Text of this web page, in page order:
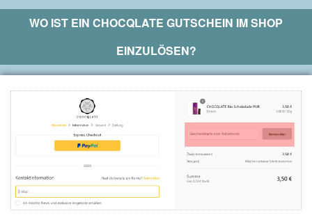
WO IST EIN CHOCQLATE GUTSCHEIN IM SHOP
EINZULÖSEN?